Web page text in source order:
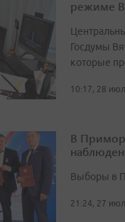
режиме
Госдумы
которые
10:17, 28
В
Выборы в
21:24, 27